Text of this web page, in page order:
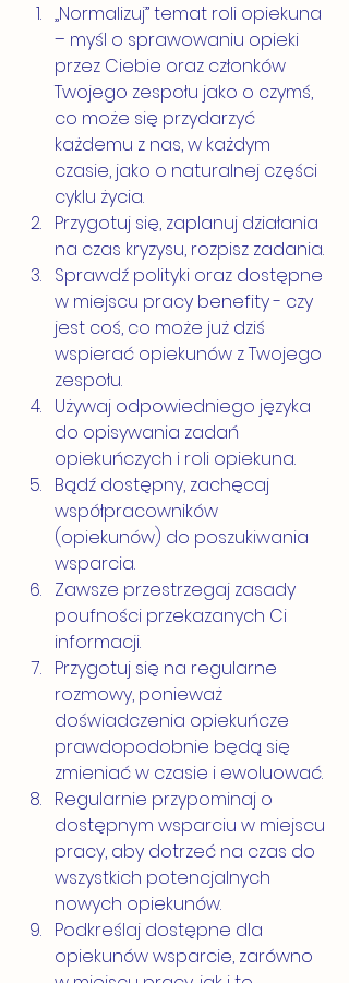
„Normalizuj” temat roli opiekuna
– myśl o sprawowaniu opieki
przez Ciebie oraz członków
Twojego zespołu jako o czymś,
co może się przydarzyć
każdemu z nas, w każdym
czasie, jako o naturalnej części
cyklu życia.
Przygotuj się, zaplanuj działania
na czas kryzysu, rozpisz zadania.
Sprawdź polityki oraz dostępne
w miejscu pracy benefity - czy
jest coś, co może już dziś
wspierać opiekunów z Twojego
zespołu.
Używaj odpowiedniego języka
do opisywania zadań
opiekuńczych i roli opiekuna.
Bądź dostępny, zachęcaj
współpracowników
(opiekunów) do poszukiwania
wsparcia.
Zawsze przestrzegaj zasady
poufności przekazanych Ci
informacji.
Przygotuj się na regularne
rozmowy, ponieważ
doświadczenia opiekuńcze
prawdopodobnie będą się
zmieniać w czasie i ewoluować.
Regularnie przypominaj o
dostępnym wsparciu w miejscu
pracy, aby dotrzeć na czas do
wszystkich potencjalnych
nowych opiekunów.
Podkreślaj dostępne dla
opiekunów wsparcie, zarówno